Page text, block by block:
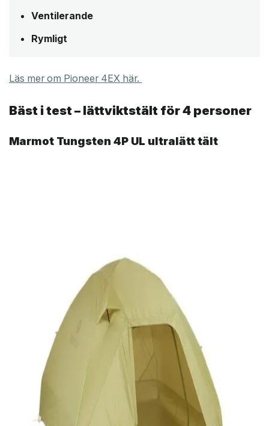
Ventilerande
Rymligt
Läs mer om Pioneer 4EX här.
Bäst i test – lättviktstält för 4 personer
Marmot Tungsten 4P UL ultralätt tält